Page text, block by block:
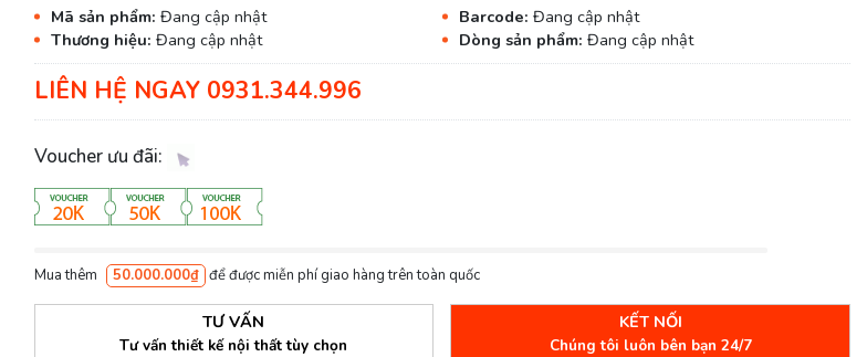
Mã sản phẩm: Đang cập nhật Barcode: Đang cập nhật
Thương hiệu: Đang cập nhật Dòng sản phẩm: Đang cập nhật
LIÊN HỆ NGAY 0931.344.996
Voucher ưu đãi:
Mua thêm 50.000.000₫ để được miễn phí giao hàng trên toàn quốc
TƯ VẤN
Tư vấn thiết kế nội thất tùy chọn
KẾT NỐI
Chúng tôi luôn bên bạn 24/7